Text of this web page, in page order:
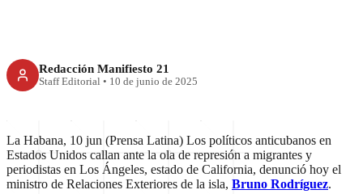
Redacción Manifiesto 21
Staff Editorial • 10 de junio de 2025
La Habana, 10 jun (Prensa Latina) Los políticos anticubanos en
Estados Unidos callan ante la ola de represión a migrantes y
periodistas en Los Ángeles, estado de California, denunció hoy el
ministro de Relaciones Exteriores de la isla, Bruno Rodríguez.